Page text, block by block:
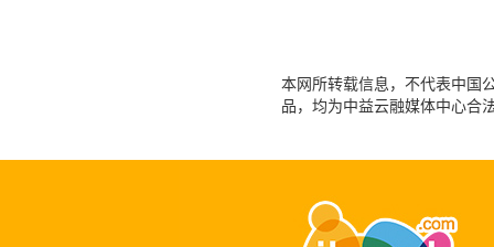
本网所转载信息，不代表中国
品，均为中益云融媒体中心合